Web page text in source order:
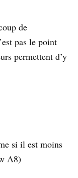
de
pas le point
permettent d’y
si il est moins
A8)